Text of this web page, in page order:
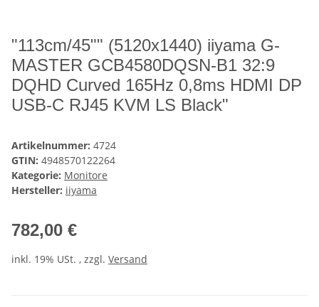
"113cm/45"" (5120x1440) iiyama G-
MASTER GCB4580DQSN-B1 32:9
DQHD Curved 165Hz 0,8ms HDMI DP
USB-C RJ45 KVM LS Black"
Artikelnummer: 4724
GTIN: 4948570122264
Kategorie: Monitore
Hersteller: iiyama
782,00 €
inkl. 19% USt. , zzgl. Versand